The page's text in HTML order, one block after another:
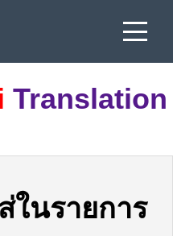
Translation
ในรายการ